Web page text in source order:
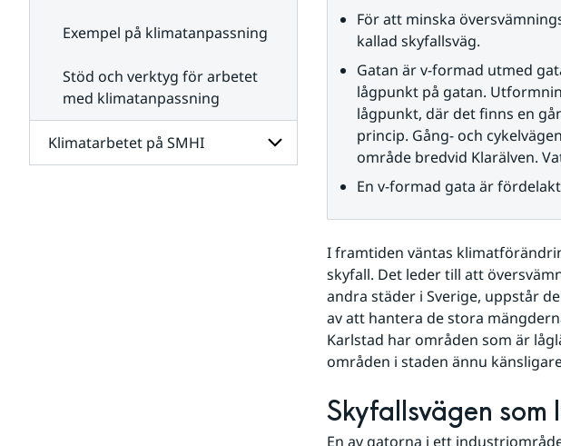
Exempel på klimatanpassning
Stöd och verktyg för arbetet
med klimatanpassning
Klimatarbetet på SMHI
Klimatarbetet
För att minska
kallad skyfallsväg.
Gatan är v-formad utmed
lågpunkt på gatan.
lågpunkt, där det finns en
princip. Gång- och
område bredvid Klarälven.
En v-formad gata är
I framtiden väntas
skyfall. Det leder till att
andra städer i Sverige, uppstår
av att hantera de stora
Karlstad har områden som är
områden i staden ännu
Skyfallsvägen som
En av gatorna i ett